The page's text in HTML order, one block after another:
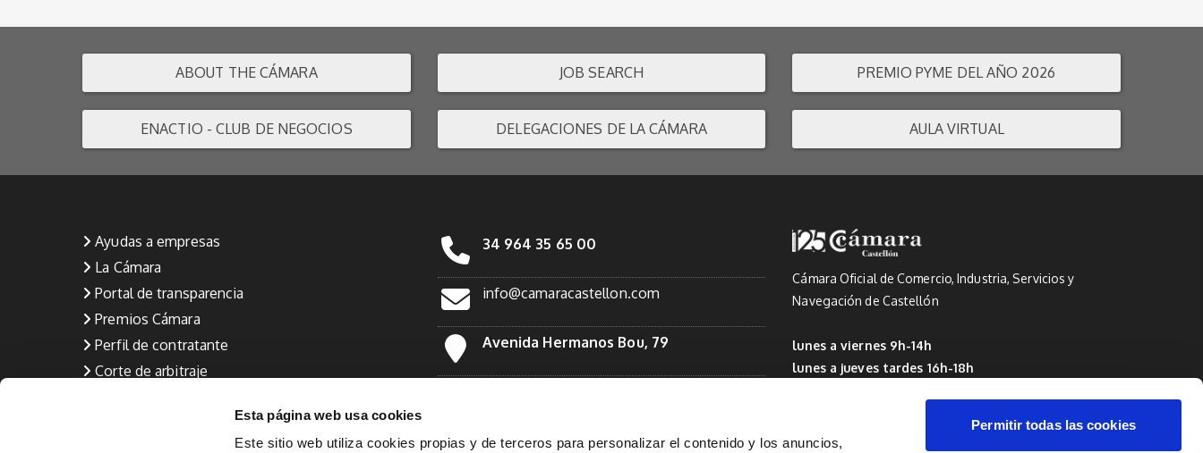
Esta página web usa cookies
Este sitio web utiliza cookies propias y de terceros para personalizar el contenido y los anuncios,
Permitir todas las cookies
ABOUT THE CÁMARA JOB SEARCH PREMIO PYME DEL AÑO 2026
ENACTIO - CLUB DE NEGOCIOS DELEGACIONES DE LA CÁMARA AULA VIRTUAL
Ayudas a empresas
La Cámara
Portal de transparencia
Premios Cámara
Perfil de contratante
Corte de arbitraje
Política de calidad (Formación y Empleo)
34 964 35 65 00
info@camaracastellon.com
Avenida Hermanos Bou, 79
Twitter
Cámara Oficial de Comercio, Industria, Servicios y
Navegación de Castellón
lunes a viernes 9h-14h
lunes a jueves tardes 16h-18h
* Del 1 de julio al 15 de septiembre: de 9h a 14h